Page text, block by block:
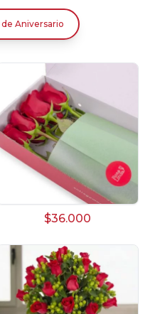
de Aniversario
$36.000